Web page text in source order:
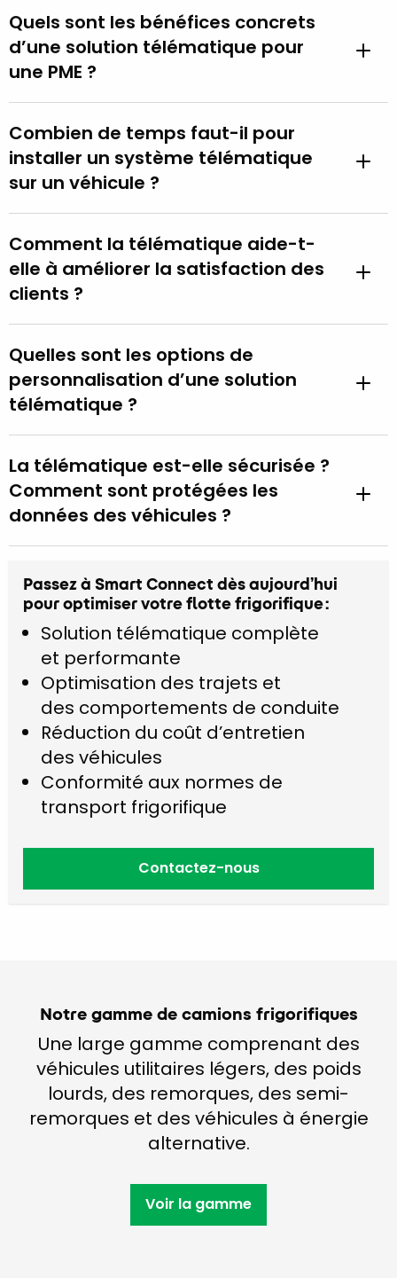
Quels sont les bénéfices concrets
d’une solution télématique pour
une PME ?
Combien de temps faut-il pour
installer un système télématique
sur un véhicule ?
Comment la télématique aide-t-
elle à améliorer la satisfaction des
clients ?
Quelles sont les options de
personnalisation d’une solution
télématique ?
La télématique est-elle sécurisée ?
Comment sont protégées les
données des véhicules ?
Passez à Smart Connect dès aujourd’hui
pour optimiser votre flotte frigorifique :
Solution télématique complète
et performante
Optimisation des trajets et
des comportements de conduite
Réduction du coût d’entretien
des véhicules
Conformité aux normes de
transport frigorifique
Contactez-nous
Notre gamme de camions frigorifiques
Une large gamme comprenant des
véhicules utilitaires légers, des poids
lourds, des remorques, des semi-
remorques et des véhicules à énergie
alternative.
Voir la gamme